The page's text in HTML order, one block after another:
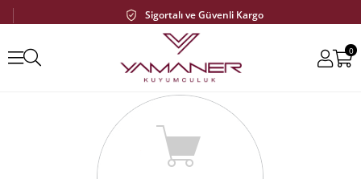
Sigortalı ve Güvenli Kargo
0